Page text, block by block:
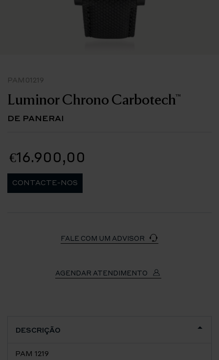
PAM01219
Luminor Chrono Carbotech™
DE PANERAI
€16.900,00
CONTACTE-NOS
FALE COM UM ADVISOR
AGENDAR ATENDIMENTO
DESCRIÇÃO
PAM 1219